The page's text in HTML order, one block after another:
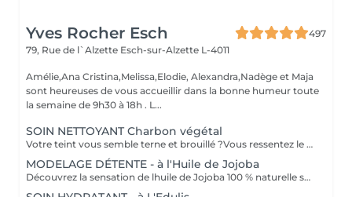
Yves Rocher Esch
497
79, Rue de l`Alzette Esch-sur-Alzette L-4011
Amélie,Ana Cristina,Melissa,Elodie, Alexandra,Nadège et Maja
sont heureuses de vous accueillir dans la bonne humeur toute
la semaine de 9h30 à 18h . L...
SOIN NETTOYANT Charbon végétal
Votre teint vous semble terne et brouillé ?Vous ressentez le besoin de nettoyer votre peau? Ce soin nettoyant s'adresse à vous. Il permettra de traiter votre peau sans la décaper. Purifié et détoxifié, votre visage retrouve un teint unifié,frais et lumineux. Une vraie bouffée d'oxygène pour votre peau!
MODELAGE DÉTENTE - à l'Huile de Jojoba
Découvrez la sensation de lhuile de Jojoba 100 % naturelle sur votre peau. Nourrie, votre peau retrouve tout son confort. Libéré de ses tensions grâce aux mains habiles de notre esthéticienne, votre visage est détendu. Bénéfices : Nourrie, votre peau retrouve tout son confort.